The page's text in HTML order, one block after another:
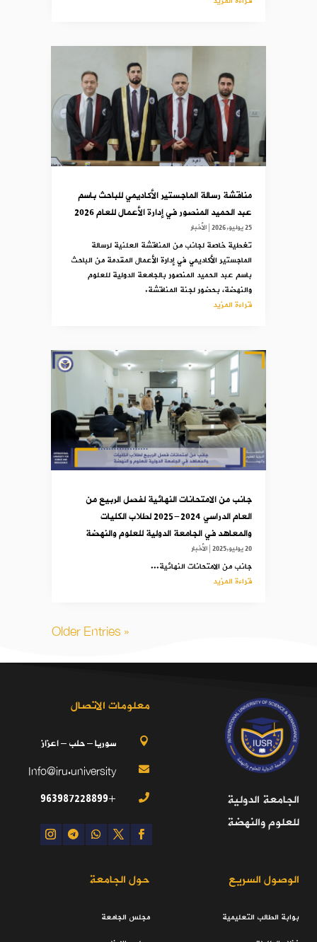
مناقشة رسالة الماجستير الأكاديمي للباحث باسم
عبد الحميد المنصور في إدارة الأعمال للعام 2026
25 يوليو,2026 |الأخبار
تغطية خاصة لجانب من المناقشة العلنية لرسالة
الماجستير الأكاديمي في إدارة الأعمال المقدمة من الباحث
باسم عبد الحميد المنصور بالجامعة الدولية للعلوم
والنهضة، بحضور لجنة المناقشة.
قراءة المزيد
جانب من الامتحانات النهائية لفصل الربيع من
العام الدراسي 2024-2025 لطلاب الكليات
والمعاهد في الجامعة الدولية للعلوم والنهضة
20 يوليو,2025 |الأخبار
جانب من الامتحانات النهائية...
قراءة المزيد
« Older Entries
الجامعة الدولية
للعلوم والنهضة
معلومات الاتصال
 سوريا – حلب – اعزاز

Info@iru.university

+963987228899
الوصول السريع
بوابة الطالب التعليمية
حول الجامعة
مجلس الجامعة